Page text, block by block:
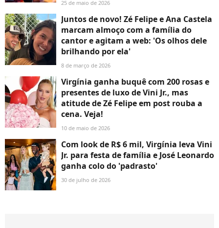
25 de maio de 2026
Juntos de novo! Zé Felipe e Ana Castela
marcam almoço com a família do
cantor e agitam a web: 'Os olhos dele
brilhando por ela'
8 de março de 2026
Virgínia ganha buquê com 200 rosas e
presentes de luxo de Vini Jr., mas
atitude de Zé Felipe em post rouba a
cena. Veja!
10 de maio de 2026
Com look de R$ 6 mil, Virgínia leva Vini
Jr. para festa de família e José Leonardo
ganha colo do 'padrasto'
30 de julho de 2026